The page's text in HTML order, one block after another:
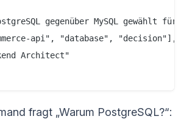
gegenüber MySQL gewählt
api", "database", "decision"],
Architect"
fragt „Warum PostgreSQL?“: